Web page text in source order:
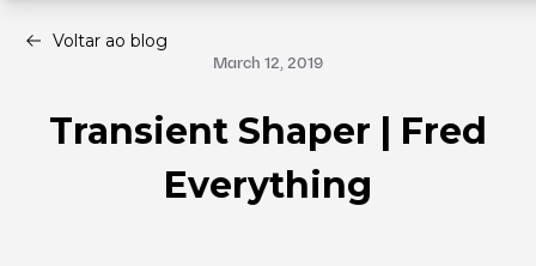
Voltar ao blog
March 12, 2019
Transient Shaper | Fred
Everything